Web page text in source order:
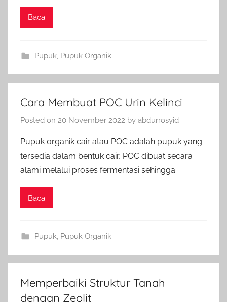
Baca
Pupuk, Pupuk Organik
Cara Membuat POC Urin Kelinci
Posted on 20 November 2022 by abdurrosyid
Pupuk organik cair atau POC adalah pupuk yang
tersedia dalam bentuk cair, POC dibuat secara
alami melalui proses fermentasi sehingga
Baca
Pupuk, Pupuk Organik
Memperbaiki Struktur Tanah
dengan Zeolit